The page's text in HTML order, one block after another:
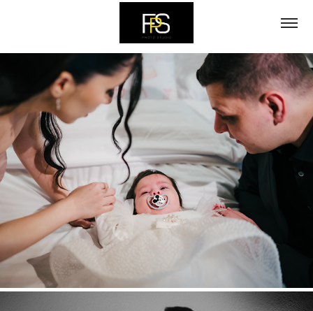
Fiecare eveniment este unic, iar abordarea mea reflectă acest lucru.
momentele esențiale și să surprind emoțiile autentice. Pentru mine,
fotografia este mai mult decât imagini – este despre trăirile și poveștile
din spatele fiecărui cadru. Tot ce fac, fac cu dedicare și respect pentru
cei care aleg să-mi fie în fața lentilei.
Botez Emily Sofia
2026